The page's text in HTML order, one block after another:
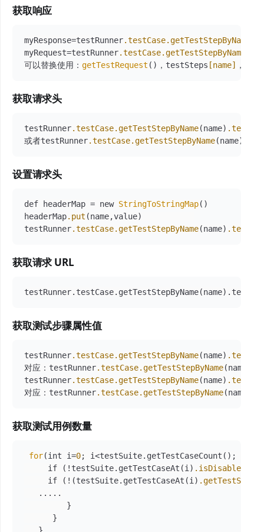
获取响应
myResponse=testRunner.testCase.getTestStepByName
myRequest=testRunner.testCase.getTestStepByName
可以替换使用： getTestRequest ()，testSteps [name] ，
获取请求头
testRunner.testCase.getTestStepByName(name)
或者testRunner.testCase.getTestStepByName(name)
设置请求头
def headerMap = new StringToStringMap()
headerMap.put (name,value)
testRunner.testCase.getTestStepByName(name)
获取请求 URL
获取测试步骤属性值
testRunner.testCase.getTestStepByName(name)
对应：testRunner.testCase.getTestStepByName(name)
testRunner.testCase.getTestStepByName(name)
对应：testRunner.testCase.getTestStepByName(name)
获取测试用例数量
for(int i=0; i<testSuite.getTestCaseCount();
     if (!testSuite.getTestCaseAt(i)
.isDisabled
     if (!(testSuite.getTestCaseAt(i)
   .....
         }
      }